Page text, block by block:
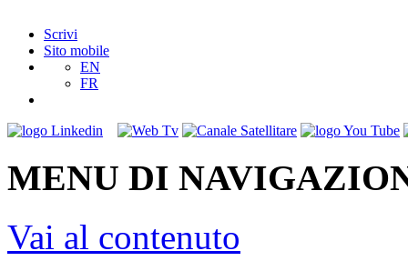
Scrivi
Sito mobile
EN
FR
MENU DI
Vai al contenuto